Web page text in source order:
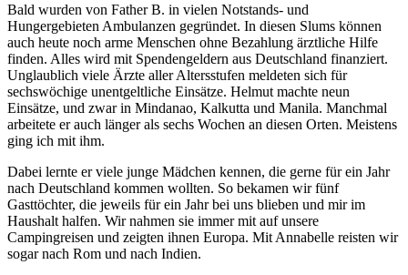
Bald wurden von Father B. in vielen Notstands- und
Hungergebieten Ambulanzen gegründet. In diesen Slums können
auch heute noch arme Menschen ohne Bezahlung ärztliche Hilfe
finden. Alles wird mit Spendengeldern aus Deutschland finanziert.
Unglaublich viele Ärzte aller Altersstufen meldeten sich für
sechswöchige unentgeltliche Einsätze. Helmut machte neun
Einsätze, und zwar in Mindanao, Kalkutta und Manila. Manchmal
arbeitete er auch länger als sechs Wochen an diesen Orten. Meistens
ging ich mit ihm.
Dabei lernte er viele junge Mädchen kennen, die gerne für ein Jahr
nach Deutschland kommen wollten. So bekamen wir fünf
Gasttöchter, die jeweils für ein Jahr bei uns blieben und mir im
Haushalt halfen. Wir nahmen sie immer mit auf unsere
Campingreisen und zeigten ihnen Europa. Mit Annabelle reisten wir
sogar nach Rom und nach Indien.